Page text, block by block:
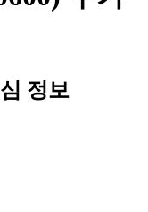
정보